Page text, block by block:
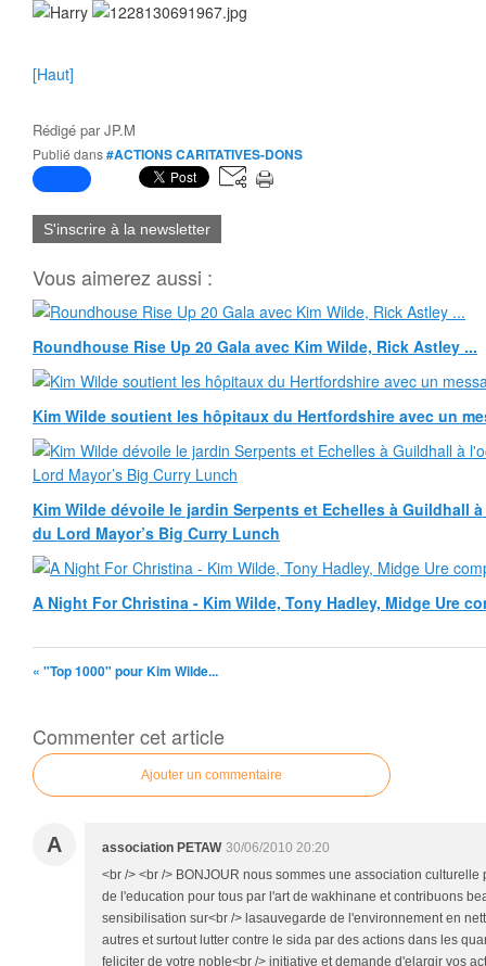
[Haut]
Rédigé parJP.M
Publié dans#ACTIONS CARITATIVES-DONS
S'inscrire à la newsletter
Vous aimerez aussi :
Roundhouse Rise Up 20 Gala avec Kim Wilde, Rick Astley ...
Kim Wilde soutient les hôpitaux du Hertfordshire avec un
Kim Wilde dévoile le jardin Serpents et Echelles à Guildhall
du Lord Mayor’s Big Curry Lunch
A Night For Christina - Kim Wilde, Tony Hadley, Midge Ure
« "Top 1000" pour Kim Wilde...
Commenter cet article
Ajouter un commentaire
A association PETAW 30/06/2010 20:20
<br /> <br /> BONJOUR nous sommes une association
de l'education pour tous par l'art de wakhinane et contribuons
sensibilisation sur<br /> lasauvegarde de l'environnement en
autres et surtout lutter contre le sida par des actions dans les
feliciter de votre noble<br /> initiative et demande d'elargir vos